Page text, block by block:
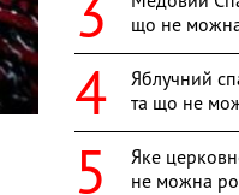
що не
Яблучний
та що не
Яке
не можна